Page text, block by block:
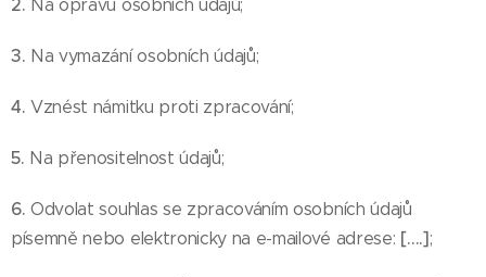
2. Na opravu osobních údajů;
3. Na vymazání osobních údajů;
4.Vznést námitku proti zpracování;
5. Na přenositelnost údajů;
6.Odvolat souhlas se zpracováním osobních údajů
písemně nebo elektronicky na e-mailové adrese: [….];